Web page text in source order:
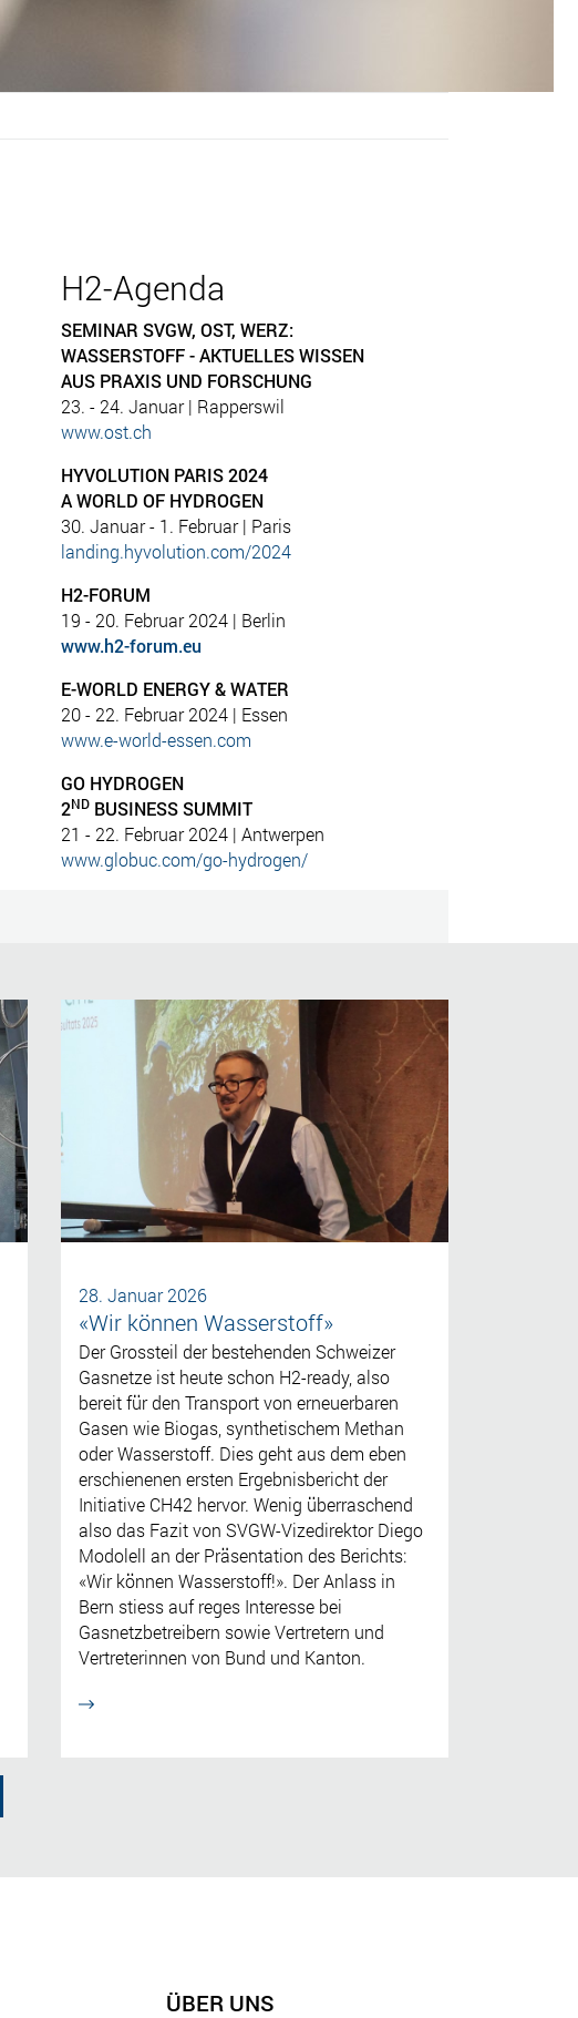
H2-Agenda
SEMINAR SVGW, OST, WERZ:
WASSERSTOFF - AKTUELLES WISSEN
AUS PRAXIS UND FORSCHUNG
23. - 24. Januar | Rapperswil
www.ost.ch
HYVOLUTION PARIS 2024
A WORLD OF HYDROGEN
30. Januar - 1. Februar| Paris
landing.hyvolution.com/2024
H2-FORUM
19 - 20. Februar 2024 | Berlin
www.h2-forum.eu
E-WORLD ENERGY & WATER
20 - 22. Februar 2024 | Essen
www.e-world-essen.com
GO HYDROGEN
2ND BUSINESS SUMMIT
21 - 22. Februar 2024 | Antwerpen
www.globuc.com/go-hydrogen/
28. Januar 2026
«Wir können Wasserstoff»
Der Grossteil der bestehenden Schweizer
Gasnetze ist heute schon H2-ready, also
bereit für den Transport von erneuerbaren
Gasen wie Biogas, synthetischem Methan
oder Wasserstoff. Dies geht aus dem eben
erschienenen ersten Ergebnisbericht der
Initiative CH42 hervor. Wenig überraschend
also das Fazit von SVGW-Vizedirektor Diego
Modolell an der Präsentation des Berichts:
«Wir können Wasserstoff!». Der Anlass in
Bern stiess auf reges Interesse bei
Gasnetzbetreibern sowie Vertretern und
Vertreterinnen von Bund und Kanton.
ÜBER UNS